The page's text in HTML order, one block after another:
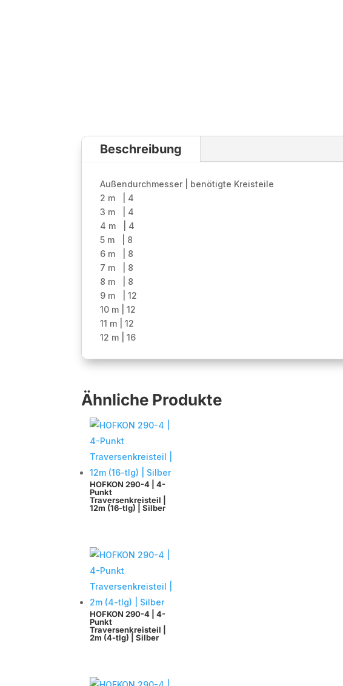
Beschreibung
Außendurchmesser | benötigte Kreisteile
2 m | 4
3 m | 4
4 m | 4
5 m | 8
6 m | 8
7 m | 8
8 m | 8
9 m | 12
10 m | 12
11 m | 12
12 m | 16
Ähnliche Produkte
HOFKON 290-4 | 4-
Punkt
Traversenkreisteil |
12m (16-tlg) | Silber
HOFKON 290-4 | 4-
Punkt
Traversenkreisteil |
2m (4-tlg) | Silber